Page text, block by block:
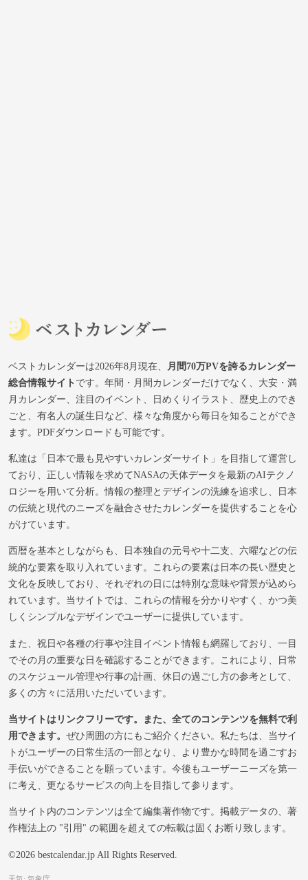
ベストカレンダーは2026年8月現在、
月間70万PVを誇るカレンダー
総合情報サイトです。年間・月間カレンダーだけでなく、大安・満
月カレンダー、注目のイベント、日めくりイラスト、歴史上のでき
ごと、有名人の誕生日など、様々な角度から毎日を知ることができ
ます。PDFダウンロードも可能です。
私達は「日本で最も見やすいカレンダーサイト」を目指して運営し
ており、正しい情報を求めてNASAの天体データを最新のAIテクノ
ロジーを用いて分析。情報の整理とデザインの洗練を追求し、日本
の伝統と現代のニーズを融合させたカレンダーを提供することを心
がけています。
西暦を基本としながらも、日本独自の元号や十二支、六曜などの伝
統的な要素を取り入れています。これらの要素は日本の長い歴史と
文化を反映しており、それぞれの日には特別な意味や背景が込めら
れています。当サイトでは、これらの情報を分かりやすく、かつ美
しくシンプルなデザインでユーザーに提供しています。
また、祝日や各種の行事や注目イベント情報も網羅しており、一目
でその月の重要な日を確認することができます。これにより、日常
のスケジュール管理や行事の計画、休日の過ごし方の参考として、
多くの方々に活用いただいています。
当サイトはリンクフリーです。また、全てのコンテンツを無料で利
用できます。 ぜひ周囲の方にもご紹介ください。私たちは、当サイ
トがユーザーの日常生活の一部となり、より豊かな時間を過ごすお
手伝いができることを願っています。今後もユーザーニーズを第一
に考え、更なるサービスの向上を目指して参ります。
当サイト内のコンテンツは全て編集著作物です。掲載データの、著
作権法上の "引用" の範囲を超えての転載は固くお断り致します。
©2026 bestcalendar.jp All Rights Reserved.